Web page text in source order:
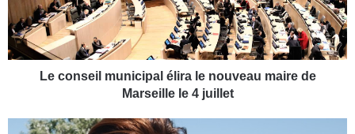
s
e
l
Le conseil municipal élira le nouveau maire de
Marseille le 4 juillet